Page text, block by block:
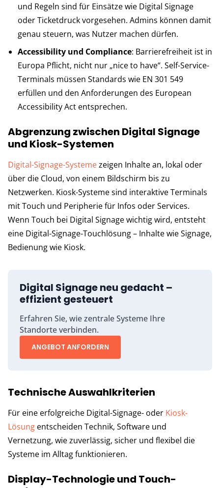
und Regeln sind für Einsätze wie Digital Signage
oder Ticketdruck vorgesehen. Admins können damit
genau steuern, was Nutzer machen dürfen.
Accessibility und Compliance: Barrierefreiheit ist in
Europa Pflicht, nicht nur „nice to have“. Self-Service-
Terminals müssen Standards wie EN 301 549
erfüllen und den Anforderungen des European
Accessibility Act entsprechen.
Abgrenzung zwischen Digital Signage
und Kiosk-Systemen
Digital-Signage-Systemezeigen Inhalte an, lokal oder
über die Cloud, von einem Bildschirm bis zu
Netzwerken. Kiosk-Systeme sind interaktive Terminals
mit Touch und Peripherie für Infos oder Services.
Wenn Touch bei Digital Signage wichtig wird, entsteht
eine Digital-Signage-Touchlösung – Inhalte wie Signage,
Bedienung wie Kiosk.
Digital Signage neu gedacht –
effizient gesteuert
Erfahren Sie, wie zentrale Systeme Ihre
Standorte verbinden.
ANGEBOT ANFORDERN
Technische Auswahlkriterien
Für eine erfolgreiche Digital-Signage- oder Kiosk-
Lösung entscheiden Technik, Software und
Vernetzung, wie zuverlässig, sicher und flexibel die
Systeme im Alltag funktionieren.
Display-Technologie und Touch-